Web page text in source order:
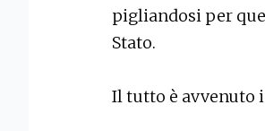
pigliandosi per
Stato.
Il tutto è avvenuto